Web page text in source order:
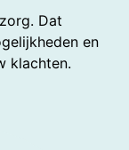
Dat
en
klachten.